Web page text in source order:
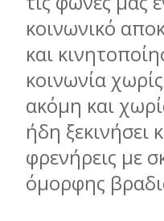
κοινωνικό
και
κοινωνία
ακόµη και
ήδη ξεκινήσει
φρενήρεις µε
όµορφης